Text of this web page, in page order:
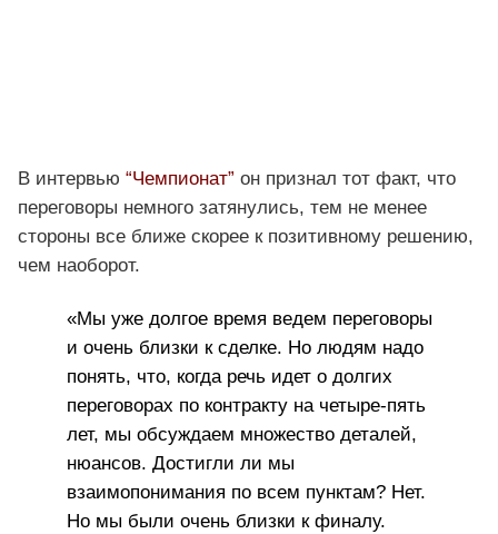
В интервью “Чемпионат” он признал тот факт, что
переговоры немного затянулись, тем не менее
стороны все ближе скорее к позитивному решению,
чем наоборот.
«Мы уже долгое время ведем переговоры
и очень близки к сделке. Но людям надо
понять, что, когда речь идет о долгих
переговорах по контракту на четыре-пять
лет, мы обсуждаем множество деталей,
нюансов. Достигли ли мы
взаимопонимания по всем пунктам? Нет.
Но мы были очень близки к финалу.